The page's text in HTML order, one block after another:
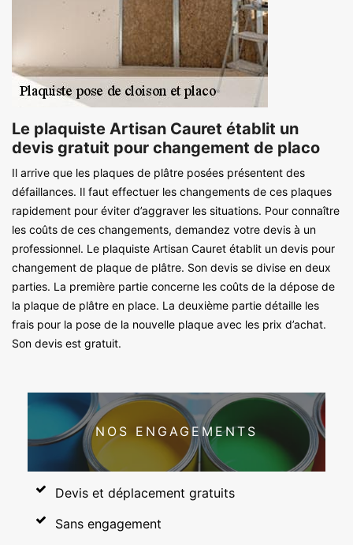
Le plaquiste Artisan Cauret établit un
devis gratuit pour changement de placo
Il arrive que les plaques de plâtre posées présentent des
défaillances. Il faut effectuer les changements de ces plaques
rapidement pour éviter d’aggraver les situations. Pour connaître
les coûts de ces changements, demandez votre devis à un
professionnel. Le plaquiste Artisan Cauret établit un devis pour
changement de plaque de plâtre. Son devis se divise en deux
parties. La première partie concerne les coûts de la dépose de
la plaque de plâtre en place. La deuxième partie détaille les
frais pour la pose de la nouvelle plaque avec les prix d’achat.
Son devis est gratuit.
NOS ENGAGEMENTS
Devis et déplacement gratuits
Sans engagement